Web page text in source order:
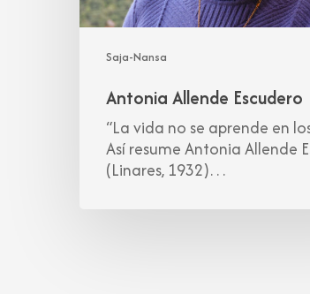
Saja-Nansa
Antonia Allende Escudero
“La vida no se aprende en
Así resume Antonia Allende
(Linares, 1932)…